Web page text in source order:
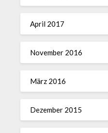
April 2017
November 2016
März 2016
Dezember 2015